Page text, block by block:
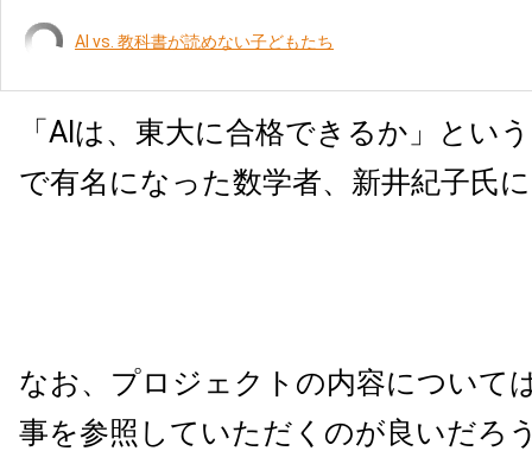
AI vs. 教科書が読めない子どもたち
「AIは、東大に合格できるか」とい
で有名になった数学者、新井紀子氏
なお、プロジェクトの内容について
事を参照していただくのが良いだろ